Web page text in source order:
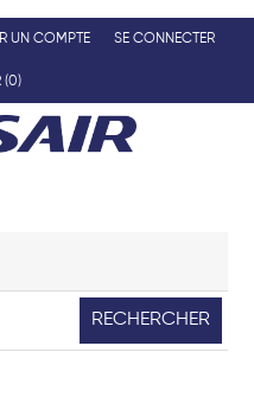
UN COMPTE SE CONNECTER
(0)
RECHERCHER